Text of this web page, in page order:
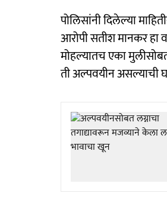
पोलिसांनी दिलेल्या
आरोपी सतीश मानकर हा
मोहल्यातच एका
ती अल्पवयीन असल्याची